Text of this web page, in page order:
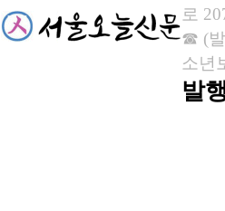
로
☎ (발
소년
발